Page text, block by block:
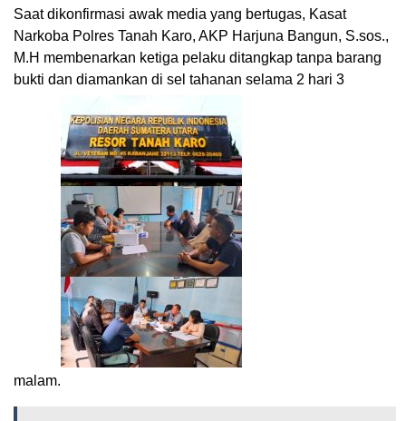
Saat dikonfirmasi awak media yang bertugas, Kasat
Narkoba Polres Tanah Karo, AKP Harjuna Bangun, S.sos.,
M.H membenarkan ketiga pelaku ditangkap tanpa barang
bukti dan diamankan di sel tahanan selama 2 hari 3
malam.